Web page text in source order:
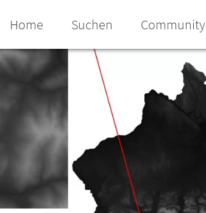
Home Suchen Community